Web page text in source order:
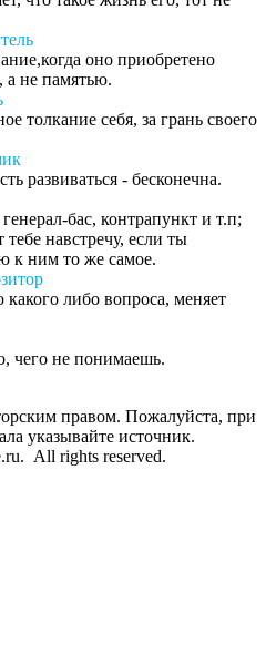
оно приобретено
а не памятью.
толкание себя, за грань своего
развиваться - бесконечна.
бас, контрапункт и т.п;
навстречу, если ты
к ним то же самое.
либо вопроса, меняет
чего не понимаешь.
правом. Пожалуйста, при
указывайте источник.
All rights reserved.